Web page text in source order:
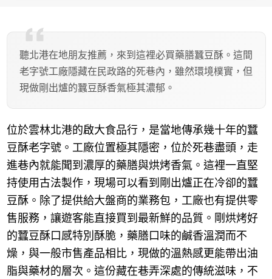
聽北港在地朋友推薦，來到這裡必買藥膳蠶豆酥。這間
老字號工廠隱藏在民政路的死巷內，雖然環境樸實，但
現做剛出爐的蠶豆酥香氣極其濃郁。
位於雲林北港的啟大食品行，是當地傳承幾十年的蠶
豆酥老字號。工廠位置極其隱密，位於死巷盡頭，走
進巷內就能聞到濃厚的藥膳與烘烤香氣。這裡一直堅
持使用古法製作，現場可以看到剛出爐正在冷卻的蠶
豆酥。除了提供給大盤商的業務包，工廠也有提供零
售服務，讓遊客能直接買到最新鮮的品質。剛烘烤好
的蠶豆酥口感特別酥脆，藥膳口味的鹹香溫潤而不
燥，與一般市售產品相比，現做的溫熱感更能帶出油
脂與藥材的層次。這份藏在巷弄深處的傳統滋味，不